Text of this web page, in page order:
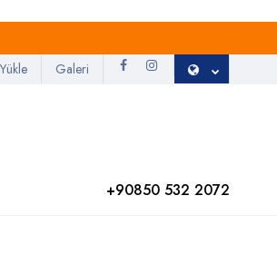
Galeri
+90850 532 2072